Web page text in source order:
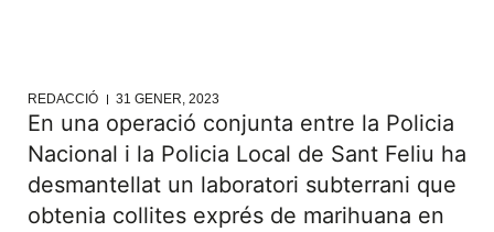
REDACCIÓ 31 GENER, 2023
En una operació conjunta entre la Policia
Nacional i la Policia Local de Sant Feliu ha
desmantellat un laboratori subterrani que
obtenia collites exprés de marihuana en